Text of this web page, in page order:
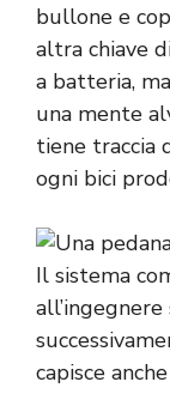
bullone e
altra chiave
a batteria,
una mente
tiene traccia
ogni bici
Il sistema
capisce